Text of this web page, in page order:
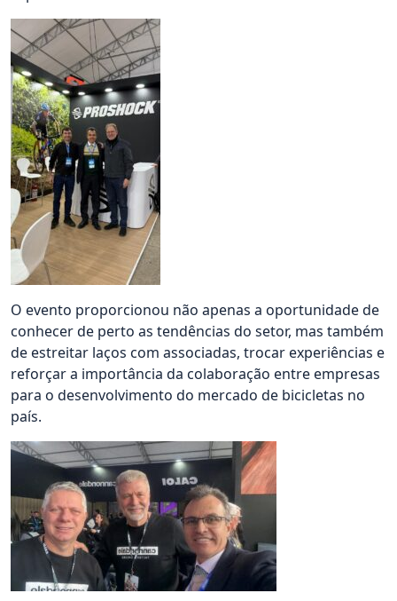
O evento proporcionou não apenas a oportunidade de
conhecer de perto as tendências do setor, mas também
de estreitar laços com associadas, trocar experiências e
reforçar a importância da colaboração entre empresas
para o desenvolvimento do mercado de bicicletas no
país.